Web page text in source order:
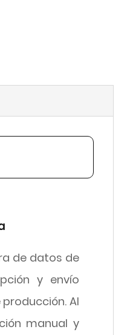
de datos de
y envío
Al
manual y